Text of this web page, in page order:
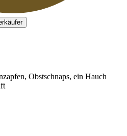
Obstschnaps, ein Hauch